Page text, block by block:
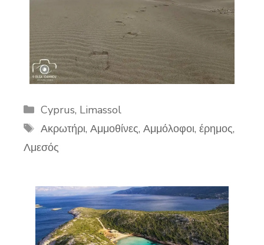
Categories
Cyprus, Limassol
Tags
Ακρωτήρι, Αμμοθίνες, Αμμόλοφοι, έρημος,
Λμεσός